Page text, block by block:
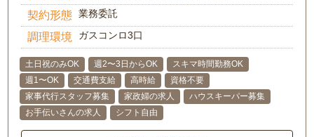
契約形態 業務委託
調理環境 ガスコンロ3口
土日祝のみOK 週2〜3日からOK
スキマ時間勤務OK
週1〜OK
交通費支給 高時給
資格不要
家事代行スタッフ募集
家政婦の求人
ハウスキーパー募集
お手伝いさんの求人
シフト自由